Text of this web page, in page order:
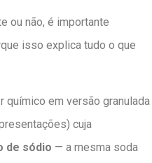
ou não, é importante
isso explica tudo o que
químico em versão granulada
cuja
de sódio — a mesma soda